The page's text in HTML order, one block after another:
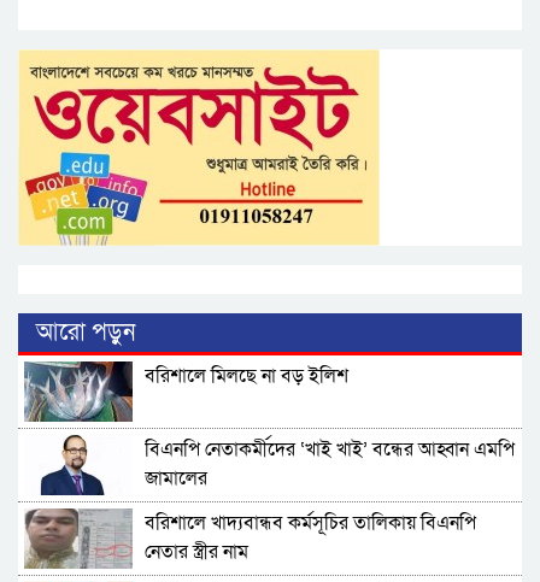
আরো পড়ুন
বরিশালে মিলছে না বড় ইলিশ
বিএনপি নেতাকর্মীদের ‘খাই খাই’ বন্ধের আহ্বান এমপি
জামালের
বরিশালে খাদ্যবান্ধব কর্মসূচির তালিকায় বিএনপি
নেতার স্ত্রীর নাম